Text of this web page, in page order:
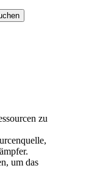
zu
um das